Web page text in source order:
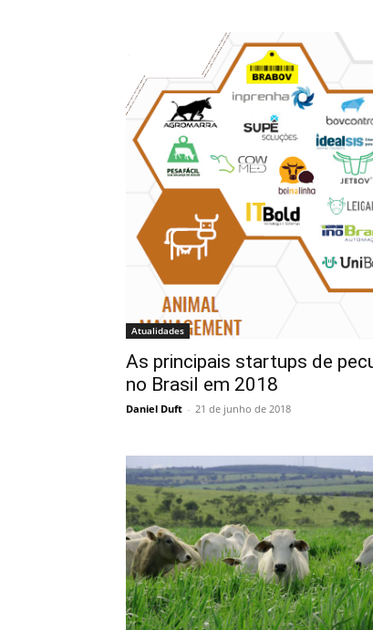
Atualidades
As principais startups de
no Brasil em 2018
Daniel Duft - 21 de junho de 2018